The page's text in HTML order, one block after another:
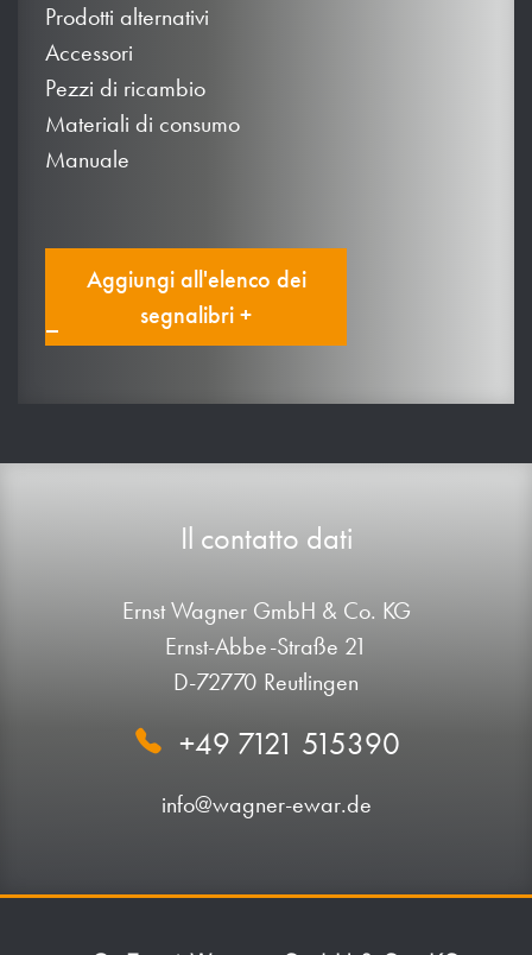
Prodotti alternativi
Accessori
Pezzi di ricambio
Materiali di consumo
Manuale
Aggiungi all'elenco dei
segnalibri +
Il contatto dati
Ernst Wagner GmbH & Co. KG
Ernst-Abbe-Straße 21
D-72770 Reutlingen
+49 7121 515390
info@wagner-ewar.de